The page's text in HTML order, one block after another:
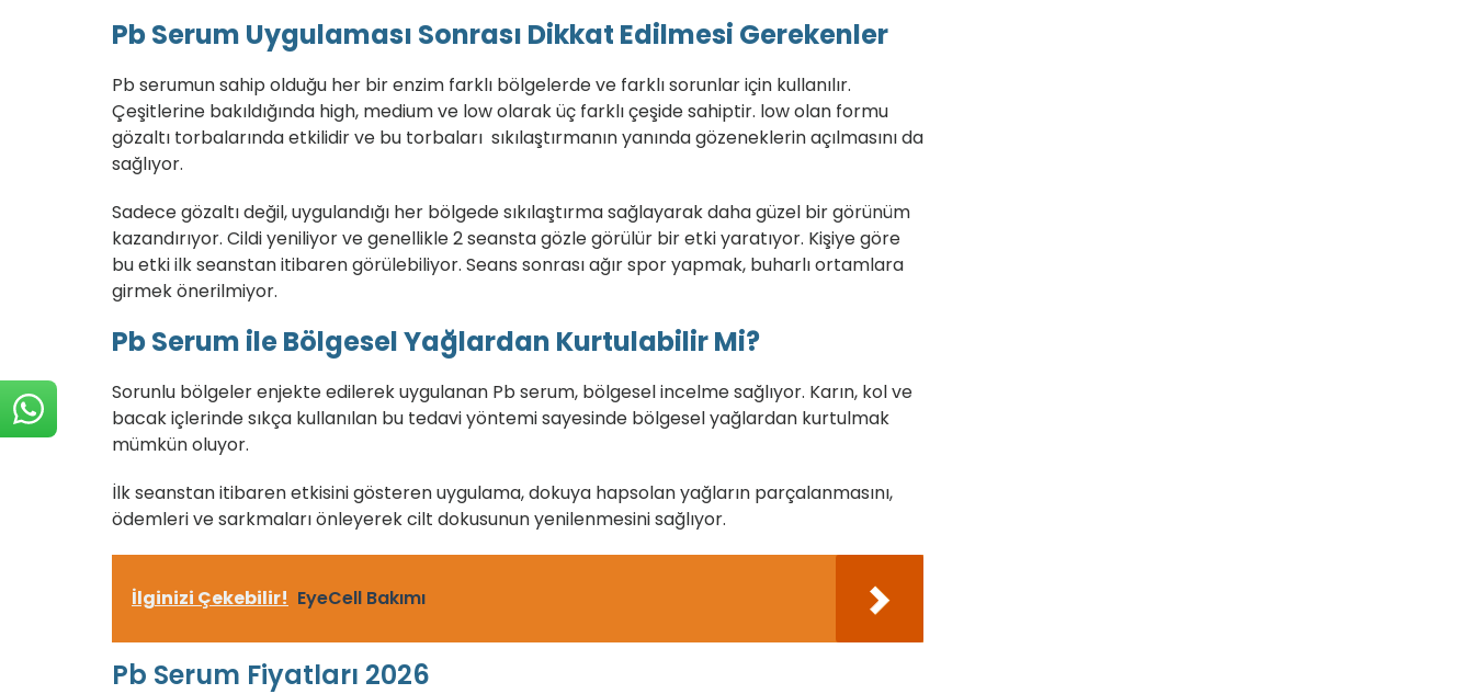
Pb Serum Uygulaması Sonrası Dikkat Edilmesi Gerekenler
Pb serumun sahip olduğu her bir enzim farklı bölgelerde ve farklı sorunlar için kullanılır.
Çeşitlerine bakıldığında high, medium ve low olarak üç farklı çeşide sahiptir. low olan formu
gözaltı torbalarında etkilidir ve bu torbaları sıkılaştırmanın yanında gözeneklerin açılmasını da
sağlıyor.
Sadece gözaltı değil, uygulandığı her bölgede sıkılaştırma sağlayarak daha güzel bir görünüm
kazandırıyor. Cildi yeniliyor ve genellikle 2 seansta gözle görülür bir etki yaratıyor. Kişiye göre
bu etki ilk seanstan itibaren görülebiliyor. Seans sonrası ağır spor yapmak, buharlı ortamlara
girmek önerilmiyor.
Pb Serum ile Bölgesel Yağlardan Kurtulabilir Mi?
Sorunlu bölgeler enjekte edilerek uygulanan Pb serum, bölgesel incelme sağlıyor. Karın, kol ve
bacak içlerinde sıkça kullanılan bu tedavi yöntemi sayesinde bölgesel yağlardan kurtulmak
mümkün oluyor.
İlk seanstan itibaren etkisini gösteren uygulama, dokuya hapsolan yağların parçalanmasını,
ödemleri ve sarkmaları önleyerek cilt dokusunun yenilenmesini sağlıyor.
İlginizi Çekebilir! EyeCell Bakımı
Pb Serum Fiyatları 2026